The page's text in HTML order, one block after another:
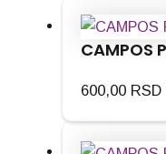
CAMPOS
600,00 RSD